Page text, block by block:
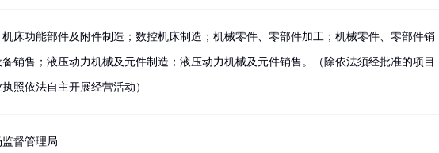
床功能部件及附件制造；数控机床制造；机械零件、零部件加工；机械零件、零部件销
销售；液压动力机械及元件制造；液压动力机械及元件销售。（除依法须经批准的项目
照依法自主开展经营活动）
督管理局